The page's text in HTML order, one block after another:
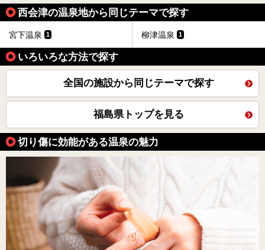
西会津の温泉地から同じテーマで探す
宮下温泉 1 柳津温泉 1
いろいろな方法で探す
全国の施設から同じテーマで探す
福島県トップを見る
切り傷に効能がある温泉の魅力